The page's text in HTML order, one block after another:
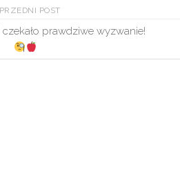
POST
prawdziwe wyzwanie!